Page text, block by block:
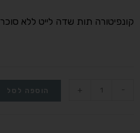
קונפיטורה תות שדה לייט ללא סוכר
-
+ הוספה לסל